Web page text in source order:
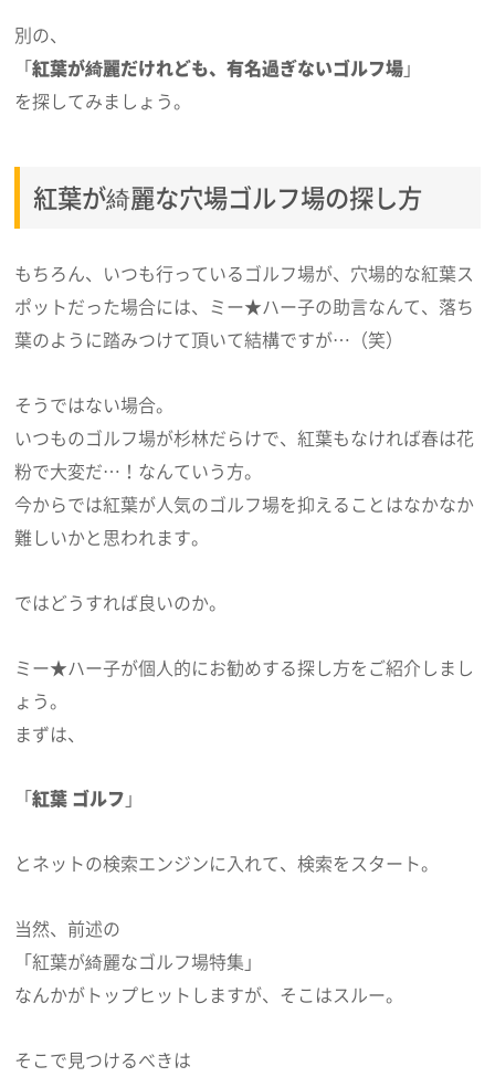
別の、
「紅葉が綺麗だけれども、有名過ぎないゴルフ場」
を探してみましょう。
紅葉が綺麗な穴場ゴルフ場の探し方
もちろん、いつも行っているゴルフ場が、穴場的な紅葉ス
ポットだった場合には、ミー★ハー子の助言なんて、落ち
葉のように踏みつけて頂いて結構ですが…（笑）
そうではない場合。
いつものゴルフ場が杉林だらけで、紅葉もなければ春は花
粉で大変だ…！なんていう方。
今からでは紅葉が人気のゴルフ場を抑えることはなかなか
難しいかと思われます。
ではどうすれば良いのか。
ミー★ハー子が個人的にお勧めする探し方をご紹介しまし
ょう。
まずは、
「紅葉 ゴルフ 」
とネットの検索エンジンに入れて、検索をスタート。
当然、前述の
「紅葉が綺麗なゴルフ場特集」
なんかがトップヒットしますが、そこはスルー。
そこで見つけるべきは